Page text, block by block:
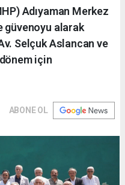
Adıyaman Merkez
güvenoyu alarak
Selçuk Aslancan ve
için
ABONE OL